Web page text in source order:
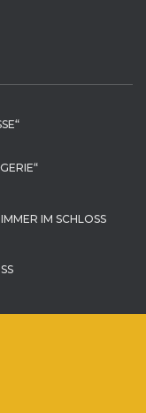
IM SCHLOSS